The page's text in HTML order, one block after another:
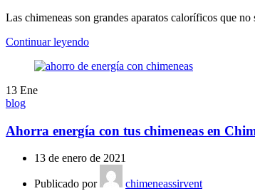
Las chimeneas son grandes aparatos caloríficos que
Continuar leyendo
13 Ene
blog
Ahorra energía con tus chimeneas en
13 de enero de 2021
Publicado por
chimeneassirvent